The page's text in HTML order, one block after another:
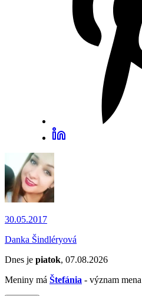
30.05.2017
Danka Šindléryová
Dnes je piatok, 07.08.2026
Meniny má Štefánia - význam mena